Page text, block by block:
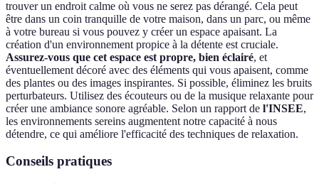
trouver un endroit calme où vous ne serez pas dérangé. Cela peut
être dans un coin tranquille de votre maison, dans un parc, ou même
à votre bureau si vous pouvez y créer un espace apaisant. La
création d'un environnement propice à la détente est cruciale.
Assurez-vous que cet espace est propre, bien éclairé, et
éventuellement décoré avec des éléments qui vous apaisent, comme
des plantes ou des images inspirantes. Si possible, éliminez les bruits
perturbateurs. Utilisez des écouteurs ou de la musique relaxante pour
créer une ambiance sonore agréable. Selon un rapport de l'INSEE,
les environnements sereins augmentent notre capacité à nous
détendre, ce qui améliore l'efficacité des techniques de relaxation.
Conseils pratiques